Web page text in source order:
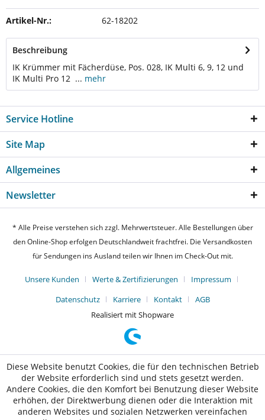
Artikel-Nr.: 62-18202
Beschreibung
IK Krümmer mit Fächerdüse, Pos. 028, IK Multi 6, 9, 12 und
IK Multi Pro 12 ... mehr
Service Hotline
Site Map
Allgemeines
Newsletter
* Alle Preise verstehen sich zzgl. Mehrwertsteuer. Alle Bestellungen über
den Online-Shop erfolgen Deutschlandweit frachtfrei. Die Versandkosten
für Sendungen ins Ausland teilen wir Ihnen im Check-Out mit.
Unsere Kunden Werte & Zertifizierungen
Impressum
Datenschutz
Karriere Kontakt
AGB
Realisiert mit Shopware
Diese Website benutzt Cookies, die für den technischen Betrieb
der Website erforderlich sind und stets gesetzt werden.
Andere Cookies, die den Komfort bei Benutzung dieser Website
erhöhen, der Direktwerbung dienen oder die Interaktion mit
anderen Websites und sozialen Netzwerken vereinfachen